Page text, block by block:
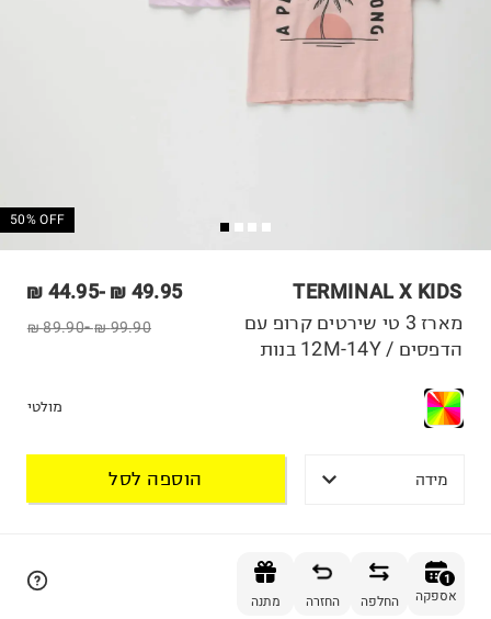
50% OFF
TERMINAL X KIDS
49.95 ₪
-
44.95 ₪
99.90 ₪
-
89.90 ₪
מארז 3 טי שירטים קרופ עם
הדפסים / 12M-14Y בנות
מולטי
מידה הוספה לסל
1
אספקה החלפה החזרה מתנה